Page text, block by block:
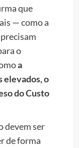
que
— como a
o
a
elevados, o
do Custo
devem ser
de forma